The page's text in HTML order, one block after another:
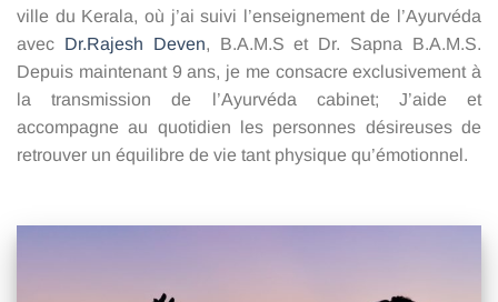
ville du Kerala, où j’ai suivi l’enseignement de l’Ayurvéda
avec Dr.Rajesh Deven, B.A.M.S et Dr. Sapna B.A.M.S.
Depuis maintenant 9 ans, je me consacre exclusivement à
la transmission de l’Ayurvéda cabinet; J’aide et
accompagne au quotidien les personnes désireuses de
retrouver un équilibre de vie tant physique qu’émotionnel.